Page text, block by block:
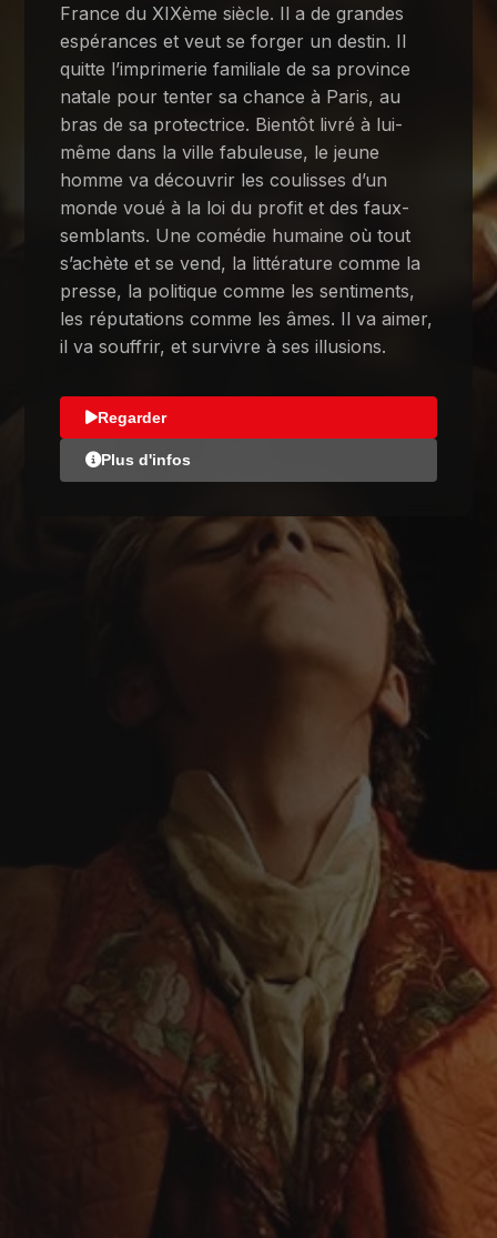
France du XIXème siècle. Il a de grandes
espérances et veut se forger un destin. Il
quitte l’imprimerie familiale de sa province
natale pour tenter sa chance à Paris, au
bras de sa protectrice. Bientôt livré à lui-
même dans la ville fabuleuse, le jeune
homme va découvrir les coulisses d’un
monde voué à la loi du profit et des faux-
semblants. Une comédie humaine où tout
s’achète et se vend, la littérature comme la
presse, la politique comme les sentiments,
les réputations comme les âmes. Il va aimer,
il va souffrir, et survivre à ses illusions.
Regarder
Plus d'infos